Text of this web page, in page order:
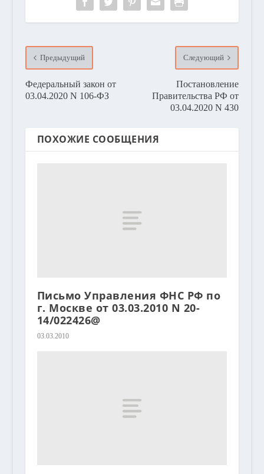
Предыдущий
Федеральный закон от
03.04.2020 N 106-ФЗ
Следующий
Постановление
Правительства РФ от
03.04.2020 N 430
ПОХОЖИЕ СООБЩЕНИЯ
Письмо Управления ФНС РФ по
г. Москве от 03.03.2010 N 20-
14/022426@
03.03.2010